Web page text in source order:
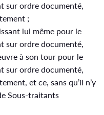
sur ordre documenté,
;
lui même pour le
sur ordre documenté,
à son tour pour le
sur ordre documenté,
et ce, sans qu’il n’y
Sous-traitants